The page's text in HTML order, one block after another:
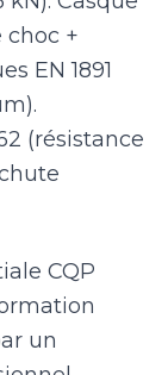
choc +
EN 1891
(résistance
CQP
un